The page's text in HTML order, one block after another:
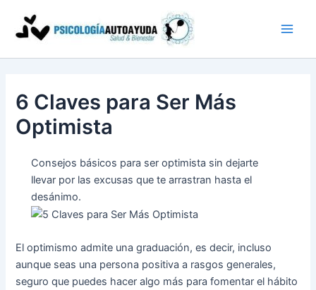
contenido
6 Claves para Ser Más
Optimista
Consejos básicos para ser optimista sin dejarte
llevar por las excusas que te arrastran hasta el
desánimo.
El optimismo admite una graduación, es decir, incluso
aunque seas una persona positiva a rasgos generales,
seguro que puedes hacer algo más para fomentar el hábito